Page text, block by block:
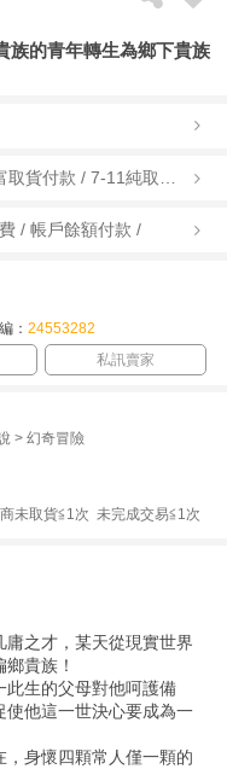
族的青年轉生為鄉下貴族
/ 帳戶餘額付款 /
： 24553282
私訊賣家
> 幻奇冒險
未取貨≦1次 未完成交易≦1次
之才，某天從現實世界
貴族！
此生的父母對他呵護備
使他這一世決心要成為一
，身懷四顆常人僅一顆的